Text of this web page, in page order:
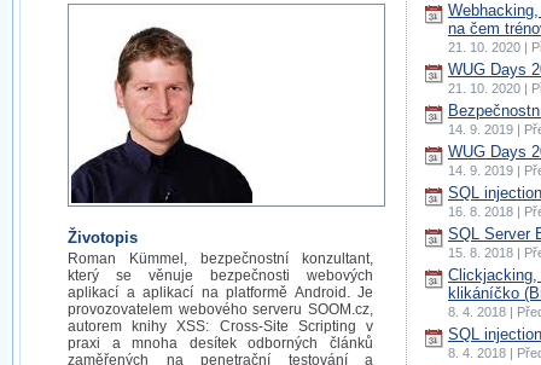
Životopis
Roman Kümmel, bezpečnostní konzultant,
který se věnuje bezpečnosti webových
aplikací a aplikací na platformě Android. Je
provozovatelem webového serveru SOOM.cz,
autorem knihy XSS: Cross-Site Scripting v
praxi a mnoha desítek odborných článků
zaměřených na penetrační testování a
na čem
21. 10. 2020 |
WUG Days
21. 10. 2020 |
14. 9. 2019 |
WUG Days
14. 9. 2019 |
SQL
16. 8. 2018 |
SQL Server
15. 8. 2018 |
klikáníčko
8. 4. 2018 |
SQL
8. 4. 2018 |